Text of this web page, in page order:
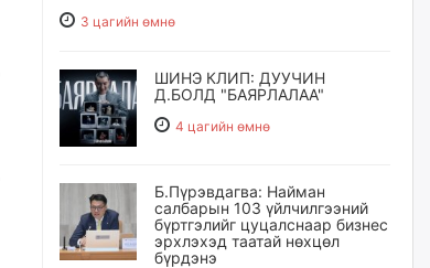
3 цагийн өмнө
ШИНЭ КЛИП: ДУУЧИН
Д.БОЛД "БАЯРЛАЛАА"
4 цагийн өмнө
Б.Пүрэвдагва: Найман
салбарын 103 үйлчилгээний
бүртгэлийг цуцалснаар бизнес
эрхлэхэд таатай нөхцөл
бүрдэнэ